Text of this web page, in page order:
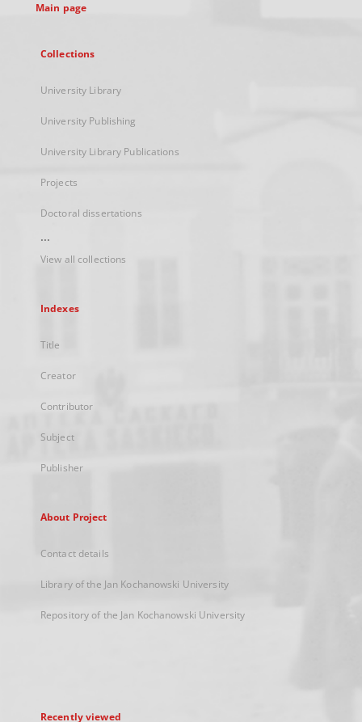
Main page
Collections
University Library
University Publishing
University Library Publications
Projects
Doctoral dissertations
...
View all collections
Indexes
Title
Creator
Contributor
Subject
Publisher
About Project
Contact details
Library of the Jan Kochanowski University
Repository of the Jan Kochanowski University
Recently viewed